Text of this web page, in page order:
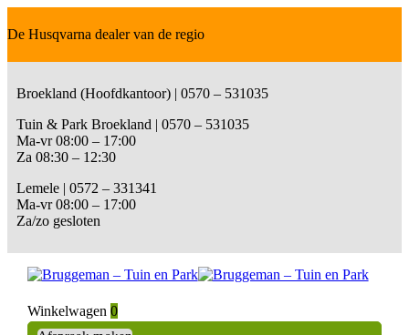
De Husqvarna dealer van de regio
Broekland (Hoofdkantoor) | 0570 – 531035
Tuin & Park Broekland | 0570 – 531035
Ma-vr 08:00 – 17:00
Za 08:30 – 12:30
Lemele | 0572 – 331341
Ma-vr 08:00 – 17:00
Za/zo gesloten
Winkelwagen 0